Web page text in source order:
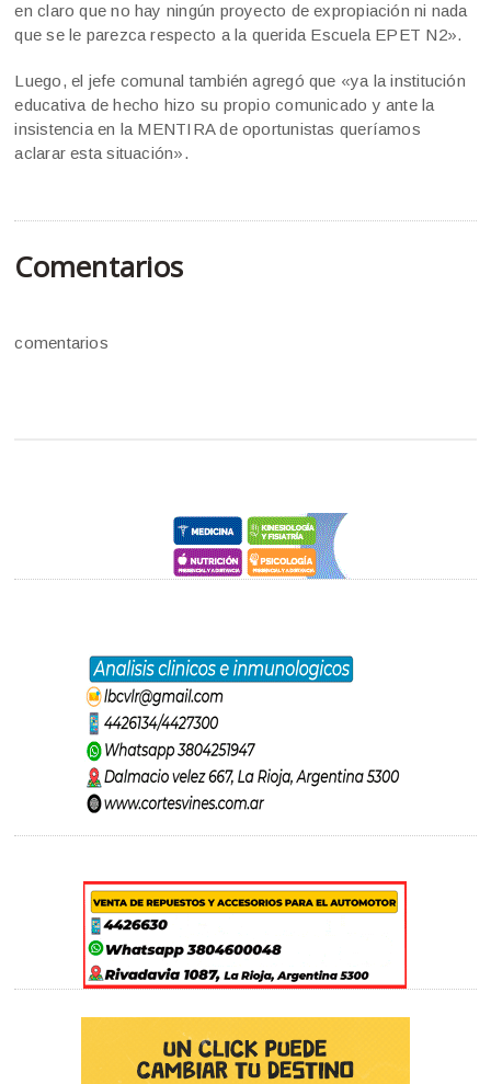
en claro que no hay ningún proyecto de expropiación ni nada
que se le parezca respecto a la querida Escuela EPET N2».
Luego, el jefe comunal también agregó que «ya la institución
educativa de hecho hizo su propio comunicado y ante la
insistencia en la MENTIRA de oportunistas queríamos
aclarar esta situación».
Comentarios
comentarios